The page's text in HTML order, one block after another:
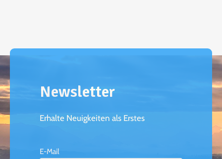
Newsletter
Erhalte Neuigkeiten als Erstes
E-Mail